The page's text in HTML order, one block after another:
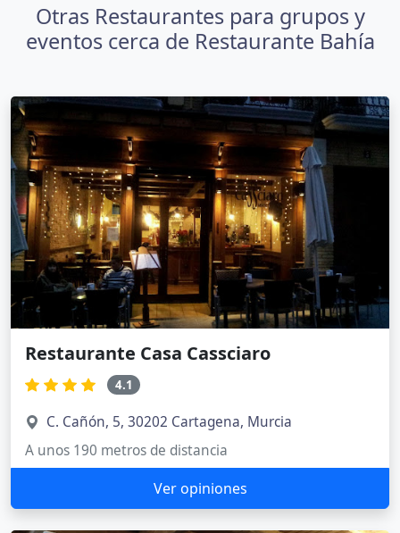
Otras Restaurantes para grupos y
eventos cerca de Restaurante Bahía
Restaurante Casa Cassciaro
4.1
C. Cañón, 5, 30202 Cartagena, Murcia
A unos 190 metros de distancia
Ver opiniones